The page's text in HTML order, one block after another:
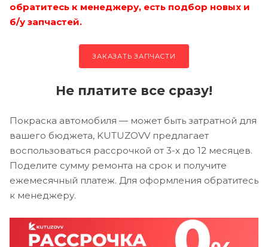
обратитесь к менеджеру, есть подбор новых и
б/у запчастей.
ЗАКАЗАТЬ ЗАПЧАСТИ
Не платите все сразу!
Покраска автомобиля — может быть затратной для
вашего бюджета, KUTUZOVV предлагает
воспользоваться рассрочкой от 3-х до 12 месяцев.
Поделите сумму ремонта на срок и получите
ежемесячный платеж. Для оформления обратитесь
к менеджеру.